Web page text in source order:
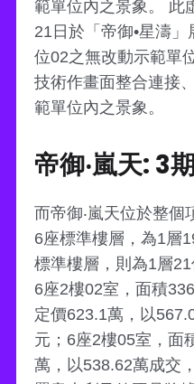
範單位內之景象。 此
21日於「帝御•星濤
位02之無改動示範單
技術作畫面整合連接
範單位內之景象。
帝御‧嵐天: 3
而帝御‧嵐天位於整個
6座標準樓層，為1層
標準樓層，則為1層
6座2樓02室，面積
定價623.1萬，以
元；6座2樓05室，面
萬，以538.62萬成交